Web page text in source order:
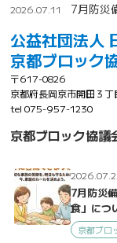
2026.07.11 7月防災
公益社団法人
京都ブロック
〒617-0826
京都府長岡京市開田３
tel 075-957-1230
京都ブロック協議
7月防災
食」につ
京都ブロ